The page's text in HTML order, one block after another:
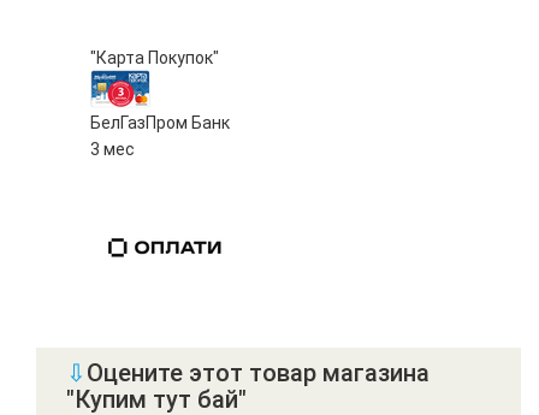
"Карта Покупок"
БелГазПром Банк
3 мес
⇩ Оцените этот товар магазина
"Купим тут бай"